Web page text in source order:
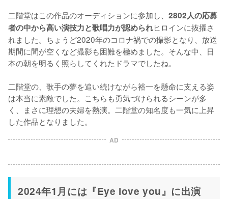
二階堂はこの作品のオーディションに参加し、 2802人の応募
者の中から高い演技力と歌唱力が認められヒロインに抜擢さ
れました。ちょうど2020年のコロナ禍での撮影となり、放送
期間に間が空くなど撮影も困難を極めました。そんな中、日
本の朝を明るく照らしてくれたドラマでしたね。
二階堂の、歌手の夢を追い続けながら裕一を懸命に支える姿
は本当に素敵でした。こちらも勇気づけられるシーンが多
く、まさに理想の夫婦を熱演。二階堂の知名度も一気に上昇
AD
2024年1月には『Eye love you』に出演